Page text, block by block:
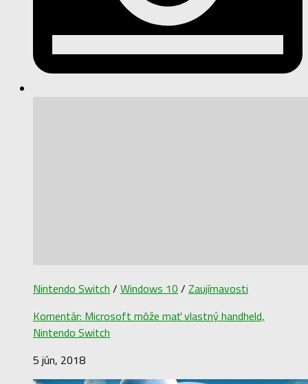
Nintendo Switch / Windows 10 / Zaujímavosti
Komentár: Microsoft môže mať vlastný handheld,
Nintendo Switch
5 jún, 2018